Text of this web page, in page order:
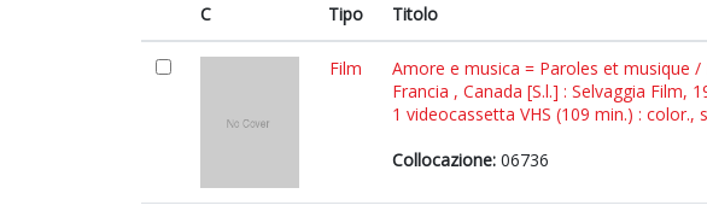
C Tipo Titolo
Film
Amore e musica = Paroles et musique
Francia , Canada [S.l.] : Selvaggia Film,
1 videocassetta VHS (109 min.) : color.,
Collocazione: 06736